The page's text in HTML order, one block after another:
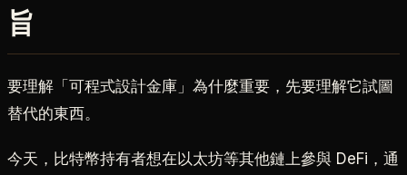
旨
要理解「可程式設計金庫」為什麼重要，先要理解它試圖
替代的東西。
今天，比特幣持有者想在以太坊等其他鏈上參與 DeFi，通